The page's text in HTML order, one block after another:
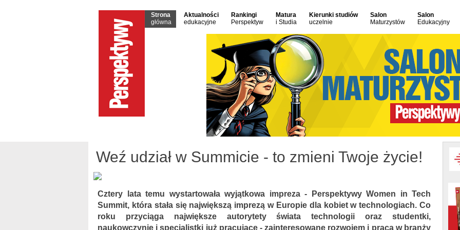
Strona
główna
Aktualności
edukacyjne
Rankingi
Perspektyw
Matura
i Studia
Kierunki studiów
uczelnie
Salon
Maturzystów
Salon
Edukacyjny
Weź udział w Summicie - to zmieni Twoje życie!
Cztery lata temu wystartowała wyjątkowa impreza - Perspektywy Women in Tech
Summit, która stała się największą imprezą w Europie dla kobiet w technologiach. Co
roku przyciąga największe autorytety świata technologii oraz studentki,
naukowczynie i specjalistki już pracujące - zainteresowane rozwojem i pracą w branży